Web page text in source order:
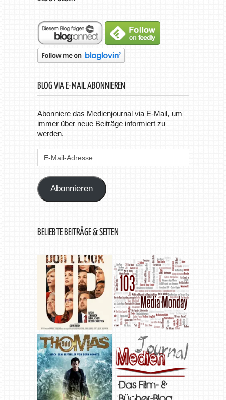
BLOG VIA E-MAIL ABONNIEREN
Abonniere das Medienjournal via E-Mail, um
immer über neue Beiträge informiert zu
werden.
Abonnieren
BELIEBTE BEITRÄGE & SEITEN